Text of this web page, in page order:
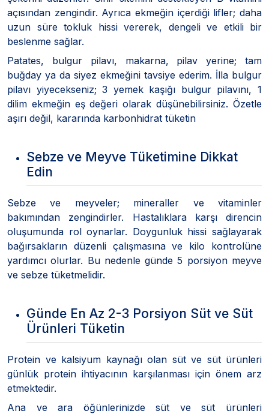
açısından zengindir. Ayrıca ekmeğin içerdiği lifler; daha
uzun süre tokluk hissi vererek, dengeli ve etkili bir
beslenme sağlar.
Patates, bulgur pilavı, makarna, pilav yerine; tam
buğday ya da siyez ekmeğini tavsiye ederim. İlla bulgur
pilavı yiyecekseniz; 3 yemek kaşığı bulgur pilavını, 1
dilim ekmeğin eş değeri olarak düşünebilirsiniz. Özetle
aşırı değil, kararında karbonhidrat tüketin
Sebze ve Meyve Tüketimine Dikkat
Edin
Sebze ve meyveler; mineraller ve vitaminler
bakımından zengindirler. Hastalıklara karşı direncin
oluşumunda rol oynarlar. Doygunluk hissi sağlayarak
bağırsakların düzenli çalışmasına ve kilo kontrolüne
yardımcı olurlar. Bu nedenle günde 5 porsiyon meyve
ve sebze tüketmelidir.
Günde En Az 2-3 Porsiyon Süt ve Süt
Ürünleri Tüketin
Protein ve kalsiyum kaynağı olan süt ve süt ürünleri
günlük protein ihtiyacının karşılanması için önem arz
etmektedir.
Ana ve ara öğünlerinizde süt ve süt ürünleri